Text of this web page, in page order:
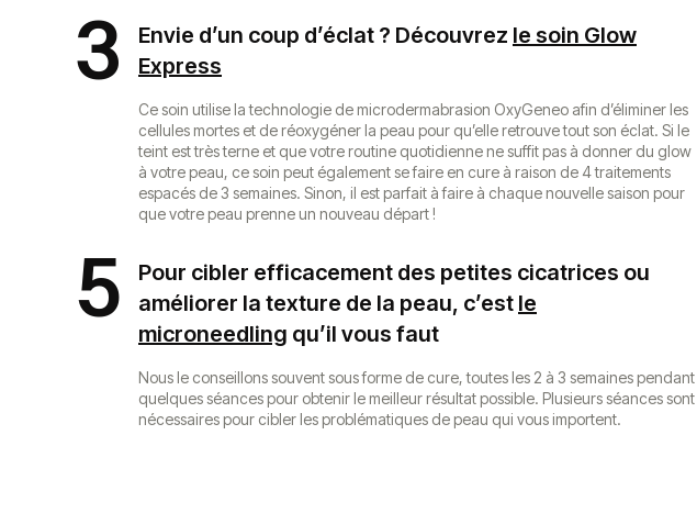
3 Envie d’un coup d’éclat ? Découvrez le soin Glow
Express
Ce soin utilise la technologie de microdermabrasion OxyGeneo afin d’éliminer les
cellules mortes et de réoxygéner la peau pour qu’elle retrouve tout son éclat. Si le
teint est très terne et que votre routine quotidienne ne suffit pas à donner du glow
à votre peau, ce soin peut également se faire en cure à raison de 4 traitements
espacés de 3 semaines. Sinon, il est parfait à faire à chaque nouvelle saison pour
que votre peau prenne un nouveau départ !
5
Pour cibler efficacement des petites cicatrices ou
améliorer la texture de la peau, c’est le
microneedling qu’il vous faut
Nous le conseillons souvent sous forme de cure, toutes les 2 à 3 semaines pendant
quelques séances pour obtenir le meilleur résultat possible. Plusieurs séances sont
nécessaires pour cibler les problématiques de peau qui vous importent.